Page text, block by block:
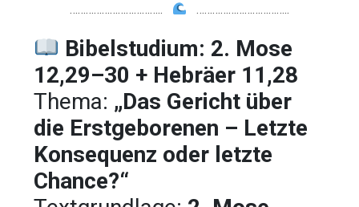
…………………………….. ……………………………..
Bibelstudium: 2. Mose
12,29–30 + Hebräer 11,28
Thema: „Das Gericht über
die Erstgeborenen – Letzte
Konsequenz oder letzte
Chance?“